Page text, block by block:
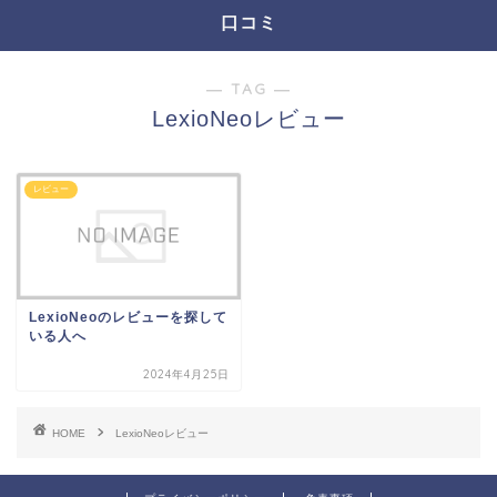
口コミ
― TAG ―
LexioNeoレビュー
レビュー
LexioNeoのレビューを探して
いる人へ
2024年4月25日
HOME LexioNeoレビュー